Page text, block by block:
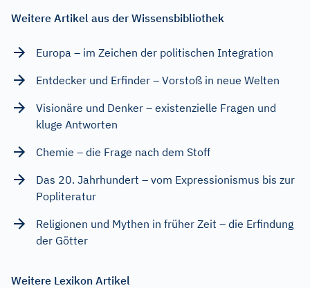
Weitere Artikel aus der Wissensbibliothek
Europa – im Zeichen der politischen Integration
Entdecker und Erfinder – Vorstoß in neue Welten
Visionäre und Denker – existenzielle Fragen und
kluge Antworten
Chemie – die Frage nach dem Stoff
Das 20. Jahrhundert – vom Expressionismus bis zur
Popliteratur
Religionen und Mythen in früher Zeit – die Erfindung
der Götter
Weitere Lexikon Artikel